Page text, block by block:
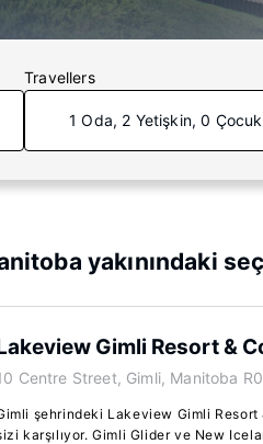
Travellers
1 Oda, 2 Yetişkin, 0 Çocuk
yakınındaki
Gimli Resort &
Centre Street, Gimli, Manitoba
şehrindeki Lakeview Gimli
karşılıyor. Gimli Glider ve New